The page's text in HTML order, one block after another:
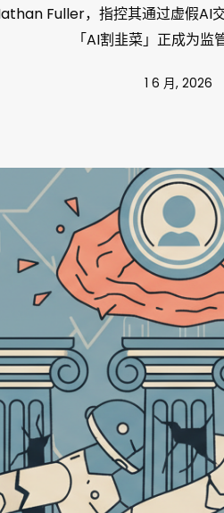
Fuller，指控其通过虚假AI
「AI割韭菜」正成为监
1 6 月, 2026